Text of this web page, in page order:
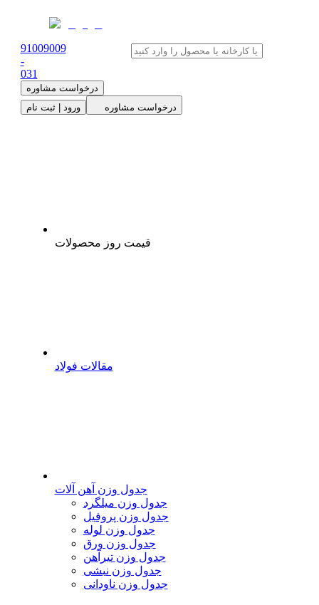
91009009
-
031
درخواست مشاوره
ورود | ثبت نام
درخواست مشاوره
قیمت روز محصولات
مقالات فولاد
جدول وزن آهن آلات
جدول وزن میلگرد
جدول وزن پروفیل
جدول وزن لوله
جدول وزن ورق
جدول وزن تیرآهن
جدول وزن نبشی
جدول وزن ناودانی